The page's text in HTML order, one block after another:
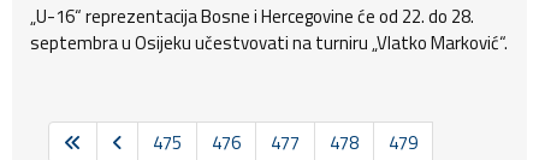
„U-16“ reprezentacija Bosne i Hercegovine će od 22. do 28.
septembra u Osijeku učestvovati na turniru „Vlatko Marković“.
475 476 477 478
479